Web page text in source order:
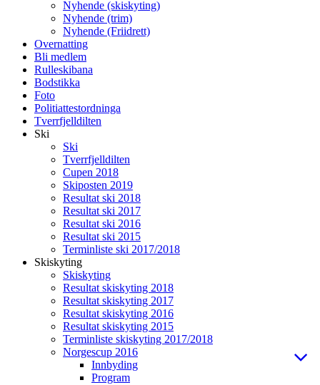
Nyhende (skiskyting)
Nyhende (trim)
Nyhende (Friidrett)
Overnatting
Bli medlem
Rulleskibana
Bodstikka
Foto
Politiattestordninga
Tverrfjelldilten
Ski
Ski
Tverrfjelldilten
Cupen 2018
Skiposten 2019
Resultat ski 2018
Resultat ski 2017
Resultat ski 2016
Resultat ski 2015
Terminliste ski 2017/2018
Skiskyting
Skiskyting
Resultat skiskyting 2018
Resultat skiskyting 2017
Resultat skiskyting 2016
Resultat skiskyting 2015
Terminliste skiskyting 2017/2018
Norgescup 2016
Innbyding
Program